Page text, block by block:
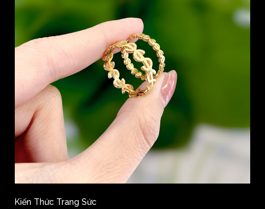
Kiến Thức Trang Sức